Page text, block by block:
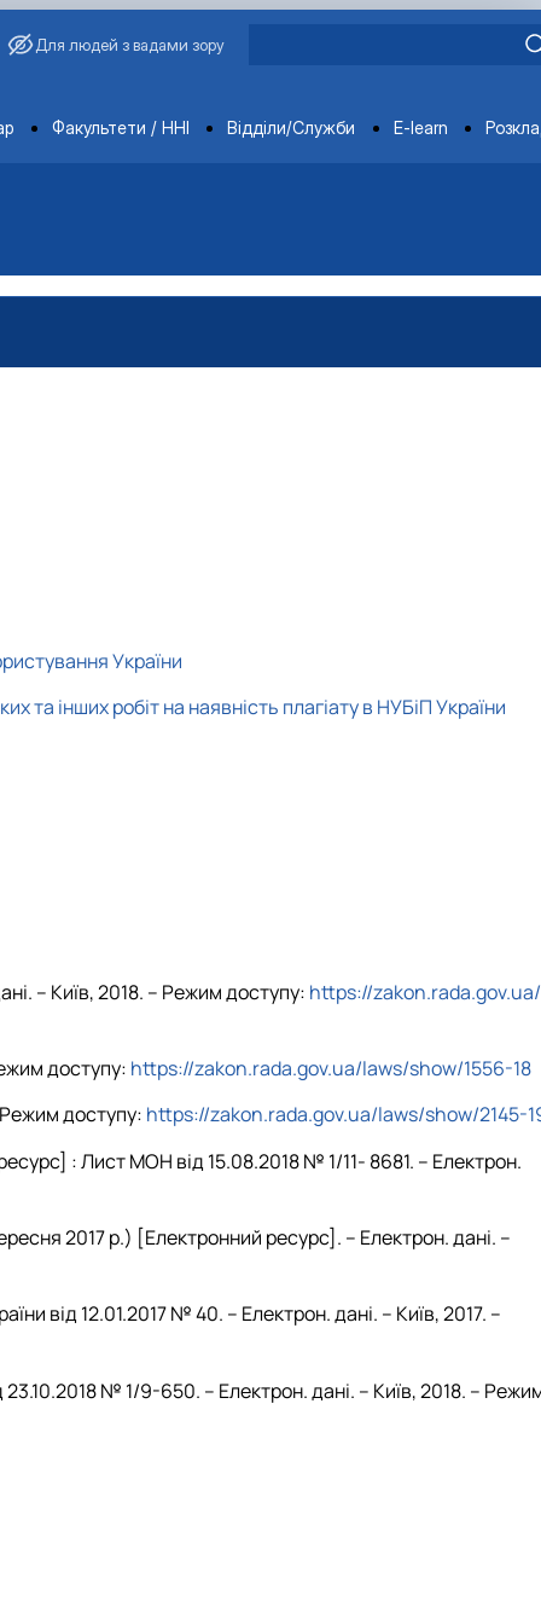
Для людей з вадами зору
Факультети / ННІ Відділи/Служби E-learn
України
інших робіт на наявність плагіату в НУБіП України
– Київ, 2018. – Режим доступу: https://
доступу: https://zakon.rada.gov.ua/laws/show/1556-18
Режим доступу: https://zakon.rada.gov.ua/laws/show/2145-
: Лист МОН від 15.08.2018 № 1/11- 8681. – Електрон.
2017 р.) [Електронний ресурс]. – Електрон. дані. –
від 12.01.2017 № 40. – Електрон. дані. – Київ, 2017. –
№ 1/9-650. – Електрон. дані. – Київ, 2018. –